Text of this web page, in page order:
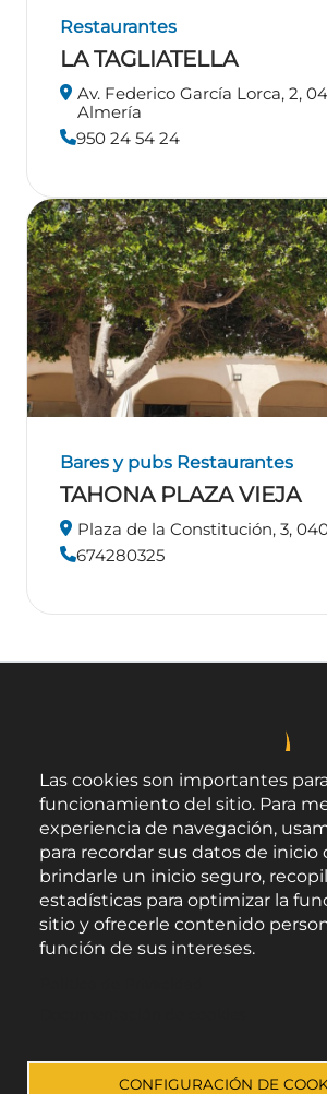
Restaurantes
LA TAGLIATELLA
Av. Federico García Lorca, 2,
Almería
950 24 54 24
Bares y pubs Restaurantes
TAHONA PLAZA VIEJA
Plaza de la Constitución, 3,
674280325
Aviso legal-Política de
Accesibilidad
Las cookies son importantes
funcionamiento del sitio. Para
experiencia de navegación,
para recordar sus datos de inicio
brindarle un inicio seguro,
estadísticas para optimizar la
sitio y ofrecerle contenido
función de sus intereses.
CONFIGURACIÓN DE